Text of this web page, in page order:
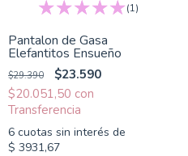
(1)
Pantalon de Gasa
Elefantitos Ensueño
$29.390
$23.590
$20.051,50 con
6 cuotas sin interés de
$ 3931,67